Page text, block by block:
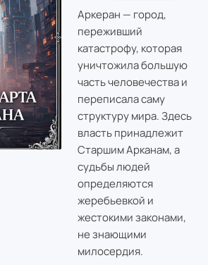
Аркеран — город,
переживший
катастрофу, которая
уничтожила большую
часть человечества и
переписала саму
структуру мира. Здесь
власть принадлежит
Старшим Арканам, а
судьбы людей
определяются
жеребьевкой и
жестокими законами,
не знающими
милосердия.